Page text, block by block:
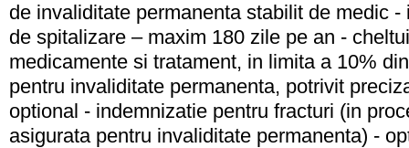
de invaliditate permanenta stabilit de medic
de spitalizare – maxim 180 zile pe an -
medicamente si tratament, in limita a 10%
pentru invaliditate permanenta, potrivit
optional - indemnizatie pentru fracturi (in
asigurata pentru invaliditate permanenta) -